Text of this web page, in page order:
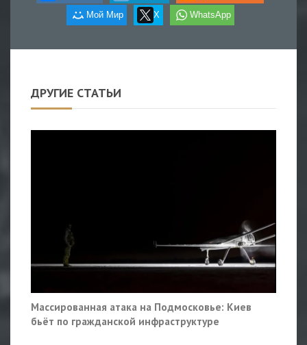
Мой Мир X WhatsApp
ДРУГИЕ СТАТЬИ
Массированная атака на Подмосковье: Киев
бьёт по гражданской инфраструктуре